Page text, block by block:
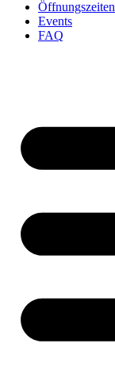
Öffnungszeiten
Events
FAQ